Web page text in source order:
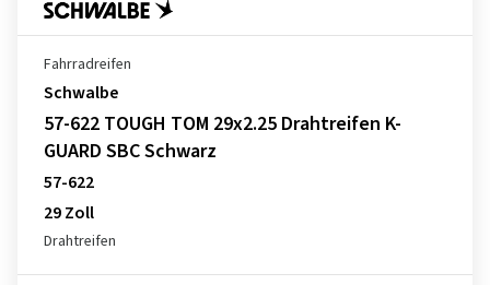
Fahrradreifen
Schwalbe
57-622 TOUGH TOM 29x2.25 Drahtreifen K-
GUARD SBC Schwarz
57-622
29 Zoll
Drahtreifen